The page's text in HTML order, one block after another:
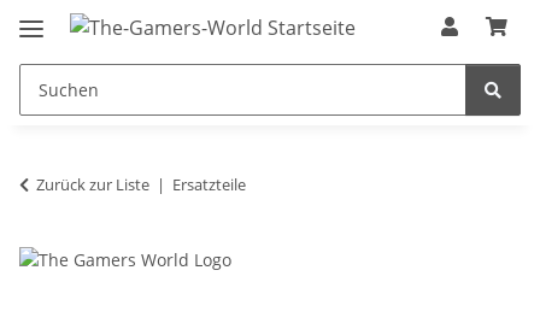
Zurück zur Liste Ersatzteile